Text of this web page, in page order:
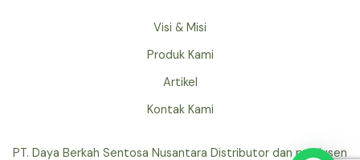
Visi & Misi
Produk Kami
Artikel
Kontak Kami
PT. Daya Berkah Sentosa Nusantara Distributor dan produsen